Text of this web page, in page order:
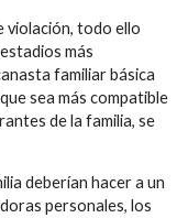
violación, todo ello
más
familiar básica
sea más compatible
de la familia, se
deberían hacer a un
personales, los